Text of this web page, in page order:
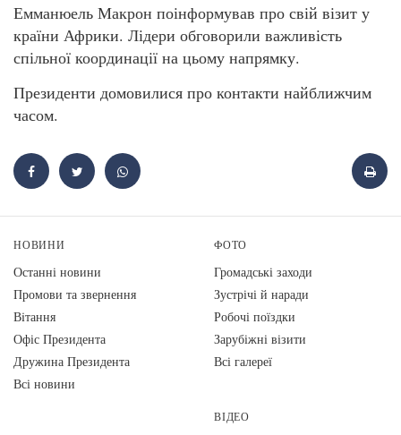
Емманюель Макрон поінформував про свій візит у
країни Африки. Лідери обговорили важливість
спільної координації на цьому напрямку.
Президенти домовилися про контакти найближчим
часом.
НОВИНИ
Останні новини
Промови та звернення
Вiтання
Офіс Президента
Дружина Президента
Всі новини
ФОТО
Громадські заходи
Зустрічі й наради
Робочі поїздки
Зарубіжні візити
Всі галереї
ВІДЕО